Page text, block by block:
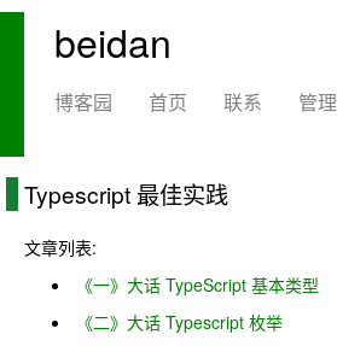
beidan
博客园 首页 联系 管理
Typescript 最佳实践
文章列表:
《一》大话 TypeScript 基本类型
《二》大话 Typescript 枚举